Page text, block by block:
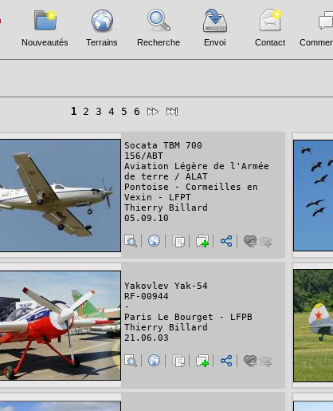
Nouveautés Terrains Recherche Envoi Contact
1 2 3 4 5 6
Socata TBM 700
156/ABT
Aviation Légère de l'Armée
de terre / ALAT
Pontoise - Cormeilles en
Vexin - LFPT
Thierry Billard
05.09.10
Yakovlev Yak-54
RF-00944
-
Paris Le Bourget - LFPB
Thierry Billard
21.06.03